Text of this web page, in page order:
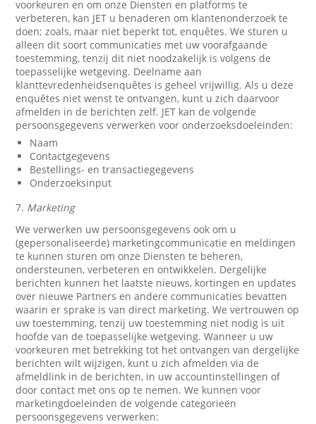
voorkeuren en om onze Diensten en platforms te
verbeteren, kan JET u benaderen om klantenonderzoek te
doen; zoals, maar niet beperkt tot, enquêtes. We sturen u
alleen dit soort communicaties met uw voorafgaande
toestemming, tenzij dit niet noodzakelijk is volgens de
toepasselijke wetgeving. Deelname aan
klanttevredenheidsenquêtes is geheel vrijwillig. Als u deze
enquêtes niet wenst te ontvangen, kunt u zich daarvoor
afmelden in de berichten zelf. JET kan de volgende
persoonsgegevens verwerken voor onderzoeksdoeleinden:
Naam
Contactgegevens
Bestellings- en transactiegegevens
Onderzoeksinput
7. Marketing
We verwerken uw persoonsgegevens ook om u
(gepersonaliseerde) marketingcommunicatie en meldingen
te kunnen sturen om onze Diensten te beheren,
ondersteunen, verbeteren en ontwikkelen. Dergelijke
berichten kunnen het laatste nieuws, kortingen en updates
over nieuwe Partners en andere communicaties bevatten
waarin er sprake is van direct marketing. We vertrouwen op
uw toestemming, tenzij uw toestemming niet nodig is uit
hoofde van de toepasselijke wetgeving. Wanneer u uw
voorkeuren met betrekking tot het ontvangen van dergelijke
berichten wilt wijzigen, kunt u zich afmelden via de
afmeldlink in de berichten, in uw accountinstellingen of
door contact met ons op te nemen. We kunnen voor
marketingdoeleinden de volgende categorieën
persoonsgegevens verwerken: